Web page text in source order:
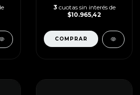
3 cuotas sin interés de
$10.965,42